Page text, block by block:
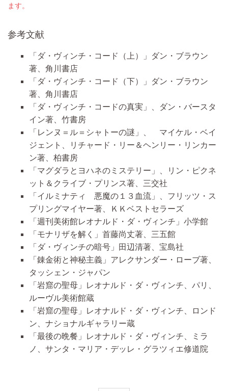
ます。
参考文献
「ダ・ヴィンチ・コード（上）」ダン・ブラウン
著、角川書店
「ダ・ヴィンチ・コード（下）」ダン・ブラウン
著、角川書店
「ダ・ヴィンチ・コードの真実」、ダン・バースタ
イン著、竹書房
「レンヌ＝ル＝シャトーの謎」、 マイケル・ベイ
ジェント、リチャード・リー＆ヘンリー・リンカー
ン著、柏書房
「マグダラとヨハネのミステリー」、リン・ピクネ
ット＆クライブ・プリンス著、三交社
「イルミナティ 悪魔の１３血流」、フリッツ・ス
プリングマイヤー著、ＫＫベストセラーズ
「週刊美術館レオナルド・ダ・ヴィンチ」小学館
「モナリザを解く」首藤尚丈著、三五館
「ダ・ヴィンチの暗号」田辺清著、宝島社
「錬金術と神秘主義」アレクサンダー・ローブ著、
タッシェン・ジャパン
「岩窟の聖母」レオナルド・ダ・ヴィンチ、パリ、
ルーヴル美術館蔵
「岩窟の聖母」レオナルド・ダ・ヴィンチ、ロンド
ン、ナショナルギャラリー蔵
「最後の晩餐」レオナルド・ダ・ヴィンチ、ミラ
ノ、サンタ・マリア・デッレ・グラツィエ修道院